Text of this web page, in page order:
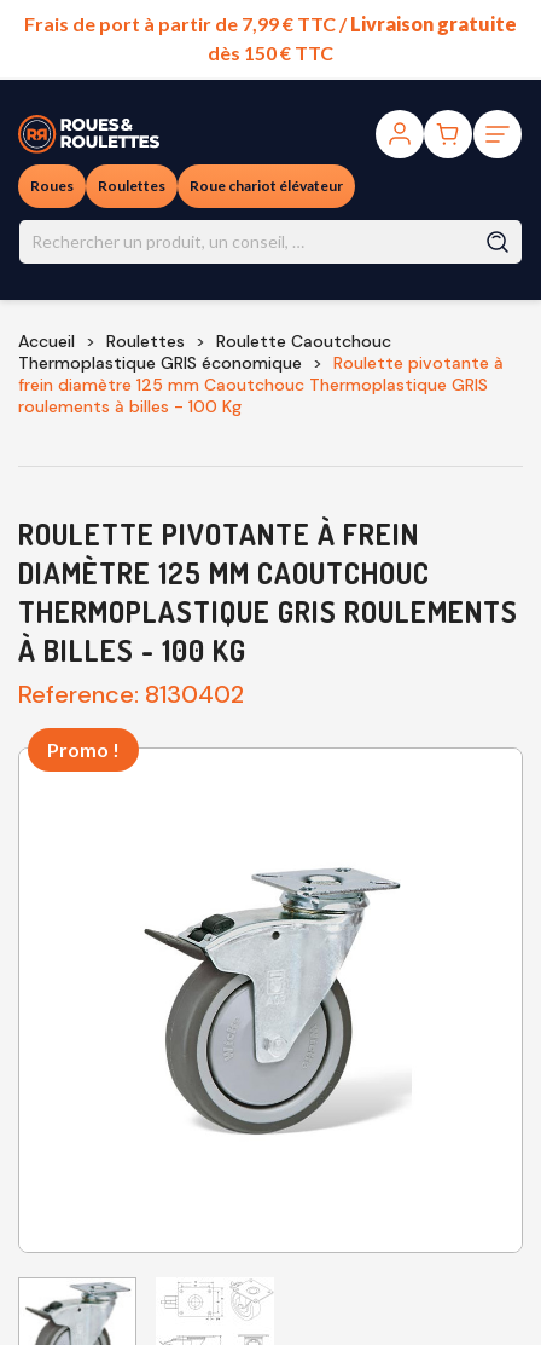
Frais de port à partir de 7,99 € TTC /Livraison gratuite
dès 150 € TTC
Roues Roulettes Roue chariot élévateur
Accueil Roulettes
Roulette Caoutchouc
Thermoplastique GRIS économique
Roulette pivotante à
frein diamètre 125 mm Caoutchouc Thermoplastique GRIS
roulements à billes - 100 Kg
ROULETTE PIVOTANTE À FREIN
DIAMÈTRE 125 MM CAOUTCHOUC
THERMOPLASTIQUE GRIS ROULEMENTS
À BILLES - 100 KG
Reference: 8130402
Promo !